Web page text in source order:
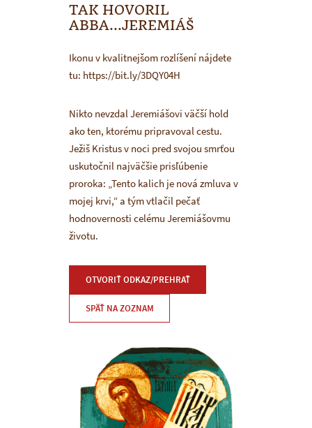
TAK HOVORIL
ABBA...JEREMIÁŠ
Ikonu v kvalitnejšom rozlíšení nájdete
tu: https://bit.ly/3DQY04H
Nikto nevzdal Jeremiášovi väčší hold
ako ten, ktorému pripravoval cestu.
Ježiš Kristus v noci pred svojou smrťou
uskutočnil najväčšie prisľúbenie
proroka: „Tento kalich je nová zmluva v
mojej krvi,“ a tým vtlačil pečať
hodnovernosti celému Jeremiášovmu
životu.
OTVORIŤ ODKAZ/PREHRAŤ
SPÄŤ NA ZOZNAM